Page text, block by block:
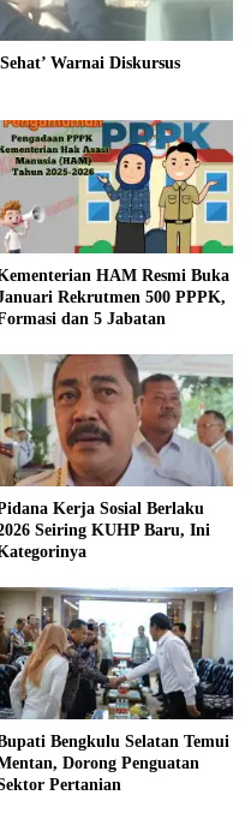
Warnai Diskursus
HAM Resmi Buka
Rekrutmen 500 PPPK,
dan 5 Jabatan
Kerja Sosial Berlaku
Seiring KUHP Baru, Ini
Bengkulu Selatan Temui
Dorong Penguatan
Pertanian